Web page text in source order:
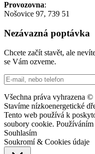
Provozovna:
Nošovice 97, 739 51
Nezávazná poptávka
Chcete začít stavět, ale
se Vám ozveme.
Všechna práva vyhrazena
Stavíme nízkoenergetické
Tento web používá k
soubory cookie.
Souhlasím
Soukromí & Cookies údaje